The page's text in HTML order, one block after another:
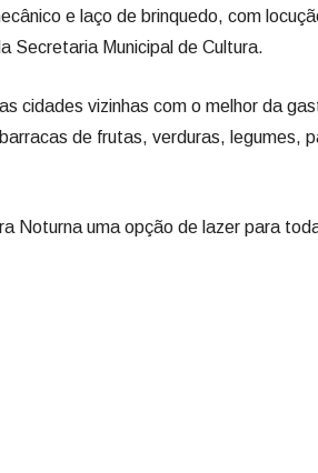
e laço de brinquedo, com
Secretaria Municipal de Cultura.
cidades vizinhas com o melhor da
de frutas, verduras, legumes,
Noturna uma opção de lazer para